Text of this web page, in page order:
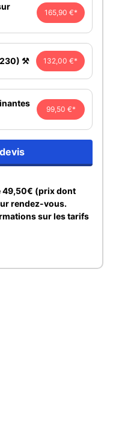
165,90 €*
⚒️ 132,00 €*
99,50 €*
49,50€ (prix dont
rendez-vous.
sur les tarifs